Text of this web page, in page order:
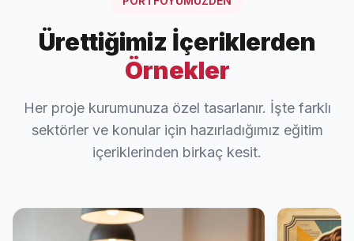
Ürettiğimiz İçeriklerden
Örnekler
Her proje kurumunuza özel tasarlanır. İşte farklı
sektörler ve konular için hazırladığımız eğitim
içeriklerinden birkaç kesit.